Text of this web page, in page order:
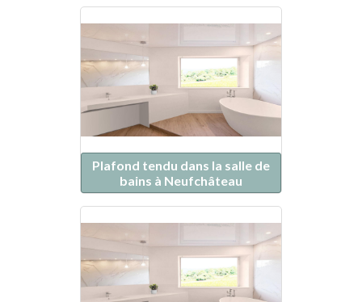
Plafond tendu dans la salle de
bains à Neufchâteau